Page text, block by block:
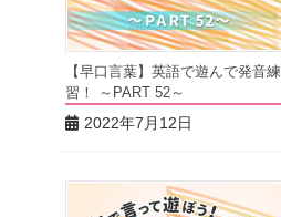
【早口言葉】英語で遊んで発音練
習！ ～PART 52～
2022年7月12日